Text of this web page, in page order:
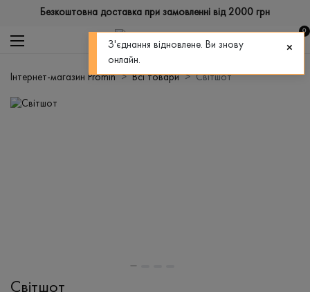
Безкоштовна доставка при замовленні від 2000 грн
0
Інтернет-магазин Promin Всі товари Світшот
Світшот
З'єднання відновлене. Ви знову
онлайн.